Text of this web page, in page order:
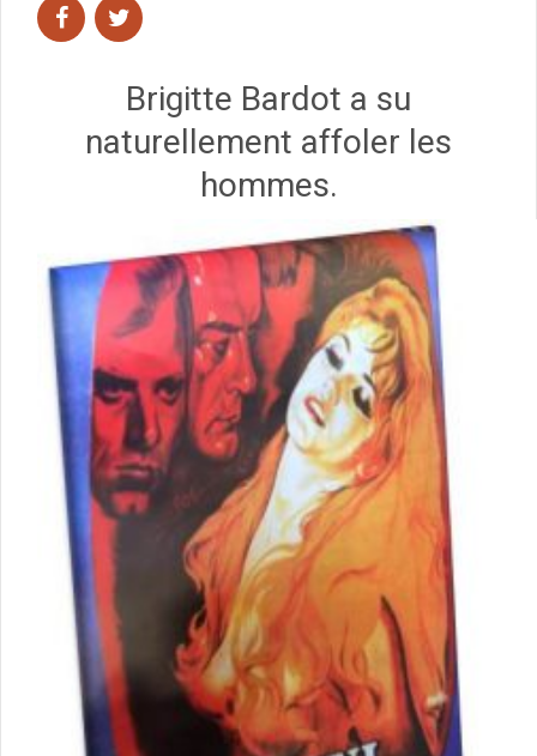
Brigitte Bardot a su
naturellement affoler les
hommes.